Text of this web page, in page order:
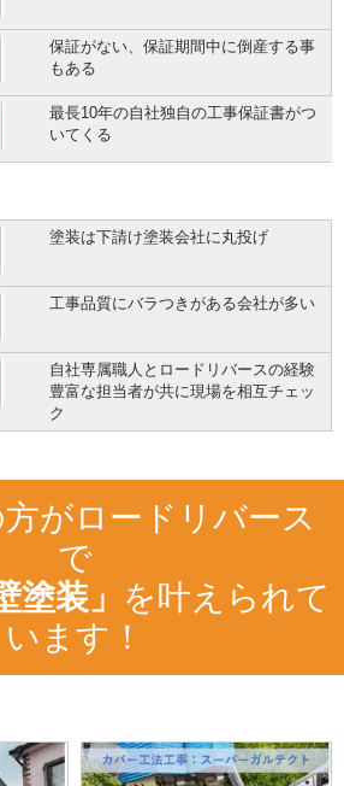
保証がない、保証期間中に倒産する事
もある
最長10年の自社独自の工事保証書がつ
いてくる
塗装は下請け塗装会社に丸投げ
工事品質にバラつきがある会社が多い
自社専属職人とロードリバースの経験
豊富な担当者が共に現場を相互チェッ
ク
がロードリバース
で
塗装」 を叶えられて
います！